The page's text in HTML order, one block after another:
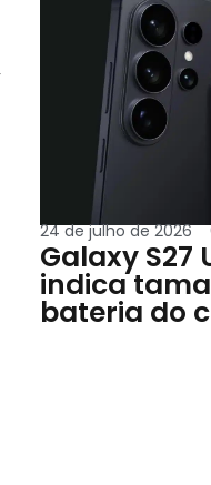
24 de julho de 2026
Galaxy
indica
bateria do